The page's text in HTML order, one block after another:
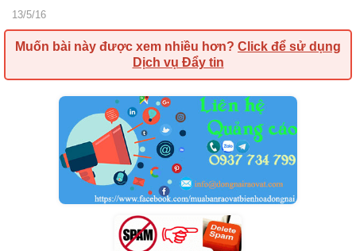
13/5/16
Muốn bài này được xem nhiều hơn? Click để sử dụng
Dịch vụ Đẩy tin